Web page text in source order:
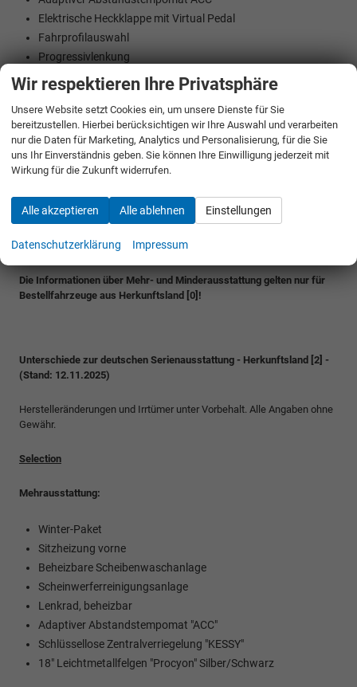
Elektrische Heckklappe mit Virtual Pedal
Fahrprofilauswahl
Progressivlenkung
18" Leichtmetallfelgen "Miran", Schwarz glanzgedreht
Verlängerung der Skoda-Herstellergarantie bis 5 Jahre nach
Erstzulassung bzw. Garantieanmeldung odr max. 60.000 km
(je nachdem, was zuerst eintrifft)
Minderausstattung:
Keine
Die Informationen über Mehr- und Minderausstattung gelten nur für
Bestellfahrzeuge aus Herkunftsland [0]!
Unterschiede zur deutschen Serienausstattung - Herkunftsland [2] -
(Stand: 12.11.2025)
Herstelleränderungen und Irrtümer unter Vorbehalt. Alle Angaben ohne
Gewähr.
Selection
Mehrausstattung:
Winter-Paket
Sitzheizung vorne
Beheizbare Scheibenwaschanlage
Scheinwerferreinigungsanlage
Lenkrad, beheizbar
Adaptiver Abstandstempomat "ACC"
Schlüssellose Zentralverriegelung "KESSY"
18" Leichtmetallfelgen "Procyon" Silber/Schwarz
Wir respektieren Ihre Privatsphäre
Unsere Website setzt Cookies ein, um unsere Dienste für Sie
bereitzustellen. Hierbei berücksichtigen wir Ihre Auswahl und verarbeiten
nur die Daten für Marketing, Analytics und Personalisierung, für die Sie
uns Ihr Einverständnis geben. Sie können Ihre Einwilligung jederzeit mit
Wirkung für die Zukunft widerrufen.
Alle akzeptieren Alle ablehnen Einstellungen
Datenschutzerklärung Impressum